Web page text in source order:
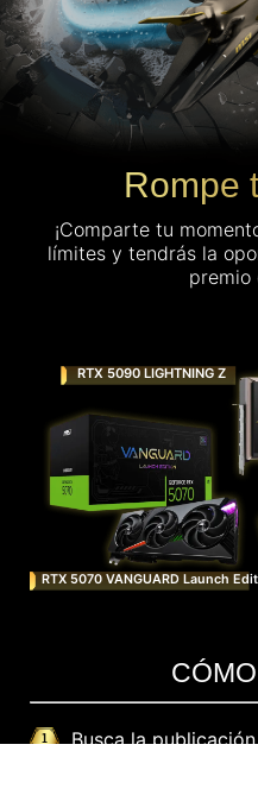
Rompe
¡Comparte tu
límites y tendrás la
premio
RTX 5090 LIGHTNING Z
RTX 5070 VANGUARD Launch